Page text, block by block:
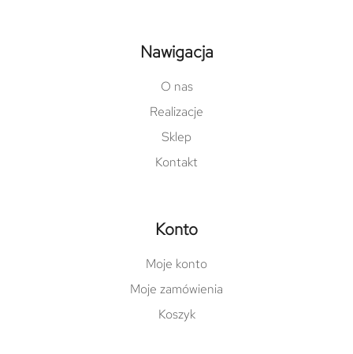
Nawigacja
O nas
Realizacje
Sklep
Kontakt
Konto
Moje konto
Moje zamówienia
Koszyk